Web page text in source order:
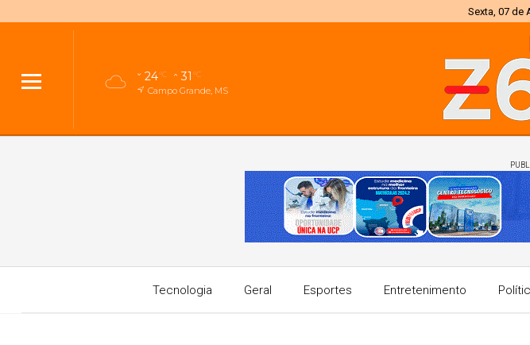
Sexta, 07 de
24°C 31 °C
Campo Grande, MS
Tecnologia Geral Esportes Entretenimento